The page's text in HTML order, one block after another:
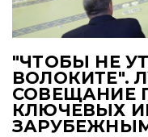
"ЧТОБЫ НЕ
ВОЛОКИТЕ".
СОВЕЩАНИЕ
КЛЮЧЕВЫХ